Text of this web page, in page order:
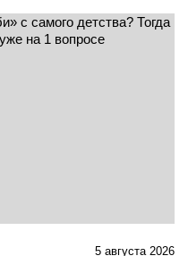
5 августа 2026